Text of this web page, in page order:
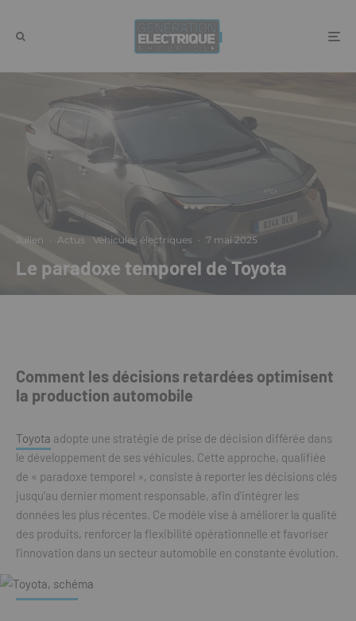
Julien · Actus Véhicules électriques · 7 mai 2025
Le paradoxe temporel de Toyota
Comment les décisions retardées optimisent
la production automobile
Toyota adopte une stratégie de prise de décision différée dans
le développement de ses véhicules. Cette approche, qualifiée
de « paradoxe temporel », consiste à reporter les décisions clés
jusqu’au dernier moment responsable, afin d’intégrer les
données les plus récentes. Ce modèle vise à améliorer la qualité
des produits, renforcer la flexibilité opérationnelle et favoriser
l’innovation dans un secteur automobile en constante évolution.